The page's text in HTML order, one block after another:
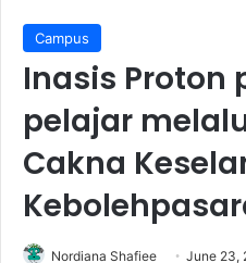
Campus
Inasis Proton
pelajar
Cakna
Nordiana Shafiee June 23,